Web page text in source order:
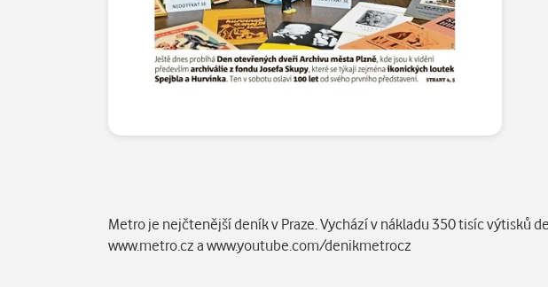
Metro je nejčtenější deník v Praze. Vychází v nákladu 350 tisíc výtisků
www.metro.cz a www.youtube.com/denikmetrocz